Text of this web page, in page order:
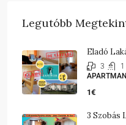
Legutóbb
Eladó
3 1
APARTMAN
1€
3 Szobás